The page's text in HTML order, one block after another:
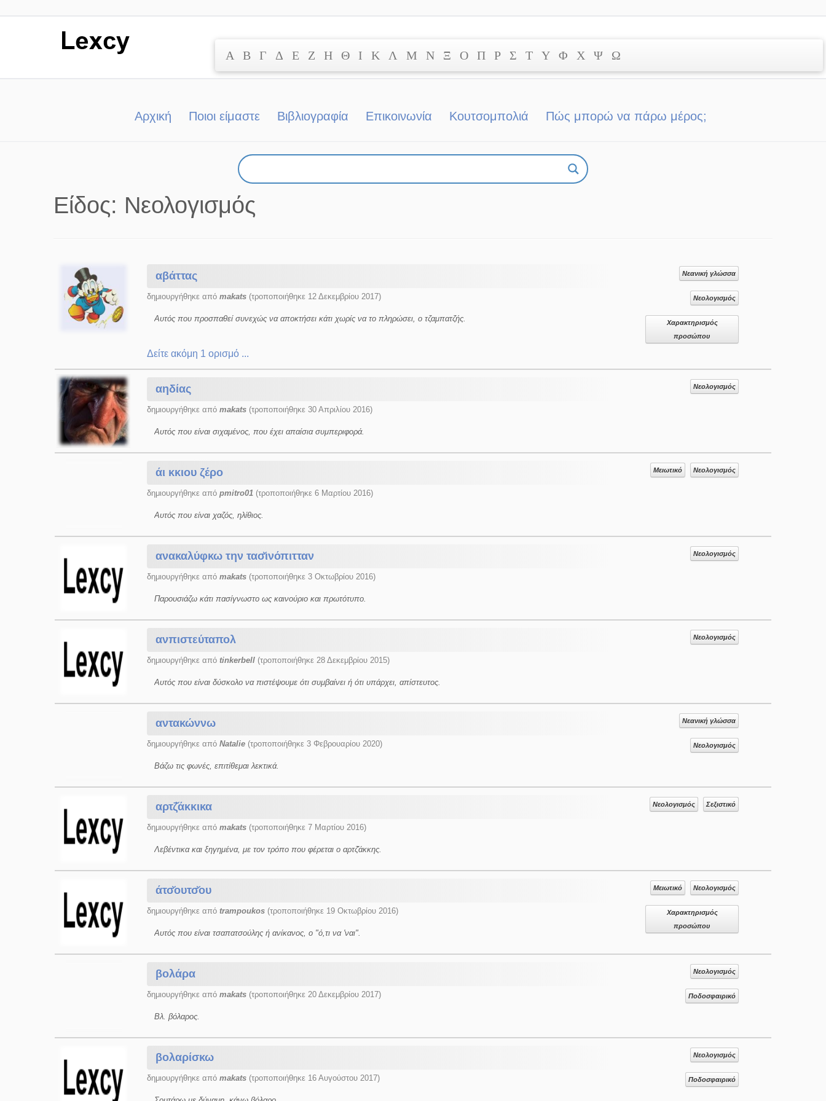
Α Β Γ Δ Ε Ζ Η Θ Ι Κ Λ Μ Ν Ξ Ο Π Ρ Σ Τ Υ Φ Χ Ψ Ω
Αρχική Ποιοι είμαστε Βιβλιογραφία Επικοινωνία Κουτσομπολιά Πώς μπορώ να πάρω μέρος;
Είδος: Νεολογισμός
αβάττας
δημιουργήθηκε από makats(τροποποιήθηκε 12 Δεκεμβρίου 2017)
Αυτός που προσπαθεί συνεχώς να αποκτήσει κάτι χωρίς να το πληρώσει, ο τζαμπατζής.
Δείτε ακόμη 1 ορισμό ...
Νεανική γλώσσα
Νεολογισμός
Χαρακτηρισμός
προσώπου
αηδίας
δημιουργήθηκε από makats(τροποποιήθηκε 30 Απριλίου 2016)
Αυτός που είναι σιχαμένος, που έχει απαίσια συμπεριφορά.
Νεολογισμός
άι κκιου ζέρο
δημιουργήθηκε από pmitro01(τροποποιήθηκε 6 Μαρτίου 2016)
Αυτός που είναι χαζός, ηλίθιος.
Μειωτικό Νεολογισμός
ανακαλύφκω την τασ̆ινόπιτταν
δημιουργήθηκε από makats(τροποποιήθηκε 3 Οκτωβρίου 2016)
Παρουσιάζω κάτι πασίγνωστο ως καινούριο και πρωτότυπο.
Νεολογισμός
ανπιστεύταπολ
δημιουργήθηκε από tinkerbell(τροποποιήθηκε 28 Δεκεμβρίου 2015)
Αυτός που είναι δύσκολο να πιστέψουμε ότι συμβαίνει ή ότι υπάρχει, απίστευτος.
Νεολογισμός
αντακώννω
δημιουργήθηκε από Natalie(τροποποιήθηκε 3 Φεβρουαρίου 2020)
Βάζω τις φωνές, επιτίθεμαι λεκτικά.
Νεανική γλώσσα
Νεολογισμός
αρτζ̌άκκικα
δημιουργήθηκε από makats(τροποποιήθηκε 7 Μαρτίου 2016)
Λεβέντικα και ξηγημένα, με τον τρόπο που φέρεται ο αρτζ̌άκκης.
Νεολογισμός Σεξιστικό
άτσ̆ουτσ̆ου
δημιουργήθηκε από trampoukos(τροποποιήθηκε 19 Οκτωβρίου 2016)
Αυτός που είναι τσαπατσούλης ή ανίκανος, ο "ό,τι να 'ναι".
Μειωτικό Νεολογισμός
Χαρακτηρισμός
προσώπου
βολάρα
δημιουργήθηκε από makats(τροποποιήθηκε 20 Δεκεμβρίου 2017)
Βλ. βόλαρος.
Νεολογισμός
Ποδοσφαιρικό
βολαρίσκω
δημιουργήθηκε από makats(τροποποιήθηκε 16 Αυγούστου 2017)
Νεολογισμός
Ποδοσφαιρικό